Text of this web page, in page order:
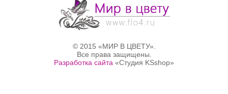
© 2015 «МИР В ЦВЕТУ».
Все права защищены.
Разработка сайта «Студия KSshop»